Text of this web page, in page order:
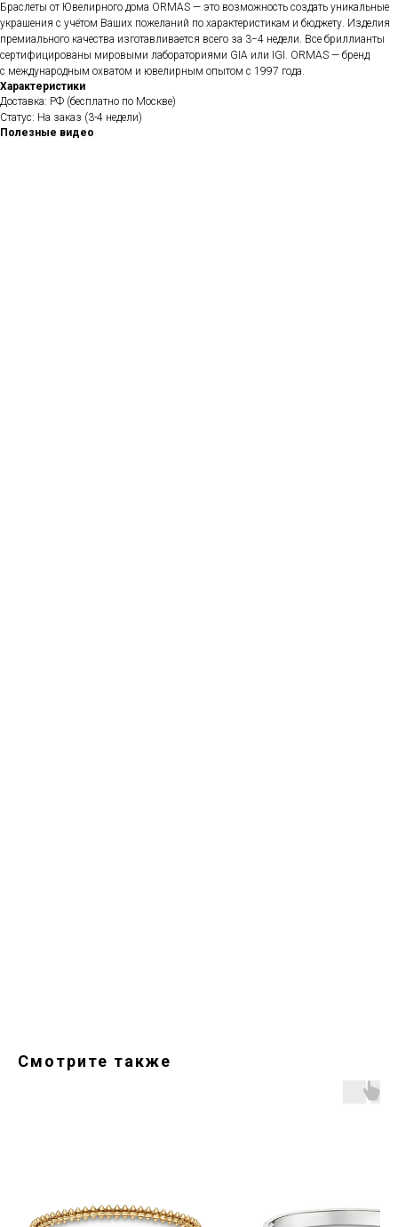
Браслеты от Ювелирного дома ORMAS — это возможность создать уникальные
украшения с учётом Ваших пожеланий по характеристикам и бюджету. Изделия
премиального качества изготавливается всего за 3−4 недели. Все бриллианты
сертифицированы мировыми лабораториями GIA или IGI. ORMAS — бренд
с международным охватом и ювелирным опытом с 1997 года.
Характеристики
Доставка: РФ (бесплатно по Москве)
Статус: На заказ (3-4 недели)
Полезные видео
Смотрите также